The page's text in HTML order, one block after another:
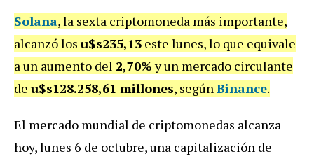
Solana, la sexta criptomoneda más importante,
alcanzó los u$s235,13 este lunes, lo que equivale
a un aumento del 2,70%y un mercado circulante
de u$s128.258,61 millones, segúnBinance.
El mercado mundial de criptomonedas alcanza
hoy, lunes 6 de octubre, una capitalización de